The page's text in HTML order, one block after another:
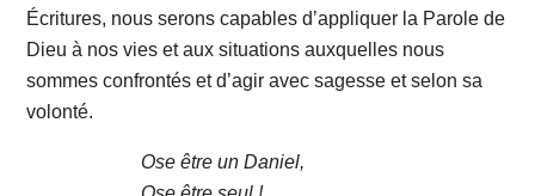
Écritures, nous serons capables d’appliquer la Parole de
Dieu à nos vies et aux situations auxquelles nous
sommes confrontés et d’agir avec sagesse et selon sa
volonté.
Ose être un Daniel,